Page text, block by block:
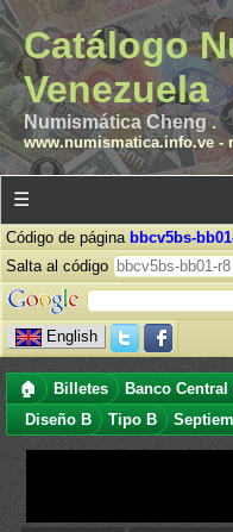
Catálogo
Venezuela
Numismática Cheng .
www.numismatica.info.ve-
☰
Código de página bbcv5bs-
Salta al código
English
🏠 Billetes Banco
Diseño B
Tipo B